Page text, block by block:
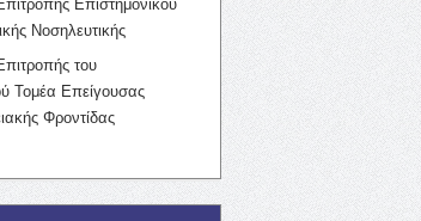
Επιστημονικού
Νοσηλευτικής
του
Τομέα Επείγουσας
Φροντίδας